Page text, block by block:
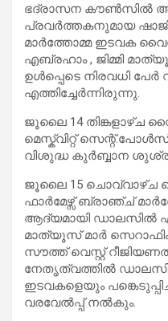
ഭദ്രാസന കൗൺസിൽ
പ്രവർത്തകനുമായ
മാർത്തോമ്മ ഇടവക
എബ്രഹാം , ജിമ്മി
ഉൾപ്പെടെ നിരവധി പേർ
എത്തിച്ചേർന്നിരുന്നു.
ജൂലൈ 14 തിങ്കളാഴ്ച
മെസ്ക്വിറ്റ്
വിശുദ്ധ കുർബ്ബാന
ജൂലൈ 15 ചൊവ്വാഴ്ച
ഫാർമേഴ്സ് ബ്രാഞ്ച്
ആദ്യമായി ഡാലസിൽ
മാത്യൂസ് മാർ സെറാഫിം
സൗത്ത് വെസ്റ്റ് റീജിയണൽ
നേതൃത്വത്തിൽ
ഇടവകളെയും
വരവേൽപ്പ് നൽകും.